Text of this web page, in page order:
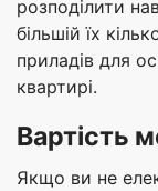
розподілити
більшій їх
приладів для
квартирі.
Вартість
Якщо ви не